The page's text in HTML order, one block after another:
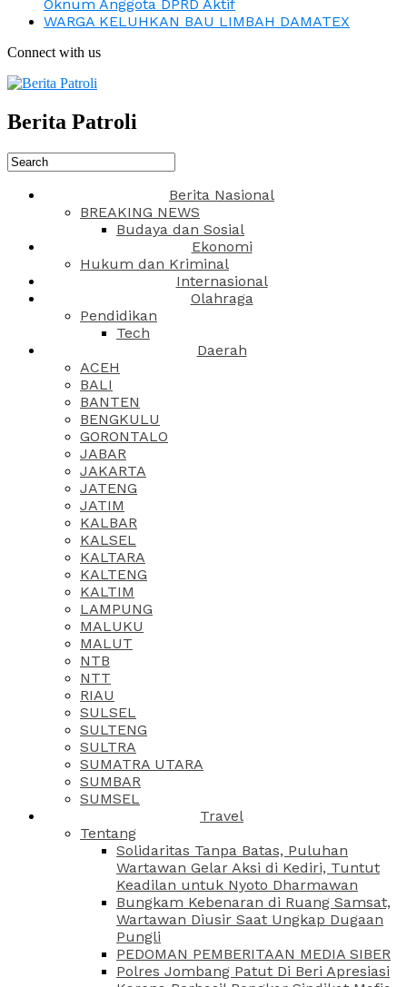
Oknum Anggota DPRD Aktif
WARGA KELUHKAN BAU LIMBAH DAMATEX
Connect with us
Berita Patroli
Berita Nasional
BREAKING NEWS
Budaya dan Sosial
Ekonomi
Hukum dan Kriminal
Internasional
Olahraga
Pendidikan
Tech
Daerah
ACEH
BALI
BANTEN
BENGKULU
GORONTALO
JABAR
JAKARTA
JATENG
JATIM
KALBAR
KALSEL
KALTARA
KALTENG
KALTIM
LAMPUNG
MALUKU
MALUT
NTB
NTT
RIAU
SULSEL
SULTENG
SULTRA
SUMATRA UTARA
SUMBAR
SUMSEL
Travel
Tentang
Solidaritas Tanpa Batas, Puluhan
Wartawan Gelar Aksi di Kediri, Tuntut
Keadilan untuk Nyoto Dharmawan
Bungkam Kebenaran di Ruang Samsat,
Wartawan Diusir Saat Ungkap Dugaan
Pungli
PEDOMAN PEMBERITAAN MEDIA SIBER
Polres Jombang Patut Di Beri Apresiasi